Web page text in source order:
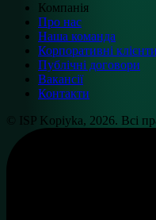
Компанія
Про нас
Наша команда
Корпоративні клієнти
Публічні договори
Вакансії
Контакти
© ISP Kopiyka, 2026. Всі